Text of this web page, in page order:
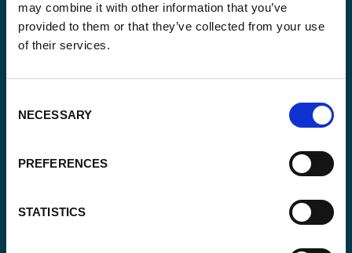
may combine it with other information that you’ve
provided to them or that they’ve collected from your use
of their services.
Selection
NECESSARY
PREFERENCES
STATISTICS
Ja,
me
(Vereist)
Ja, ik schrijf me in.
CAPTCHA